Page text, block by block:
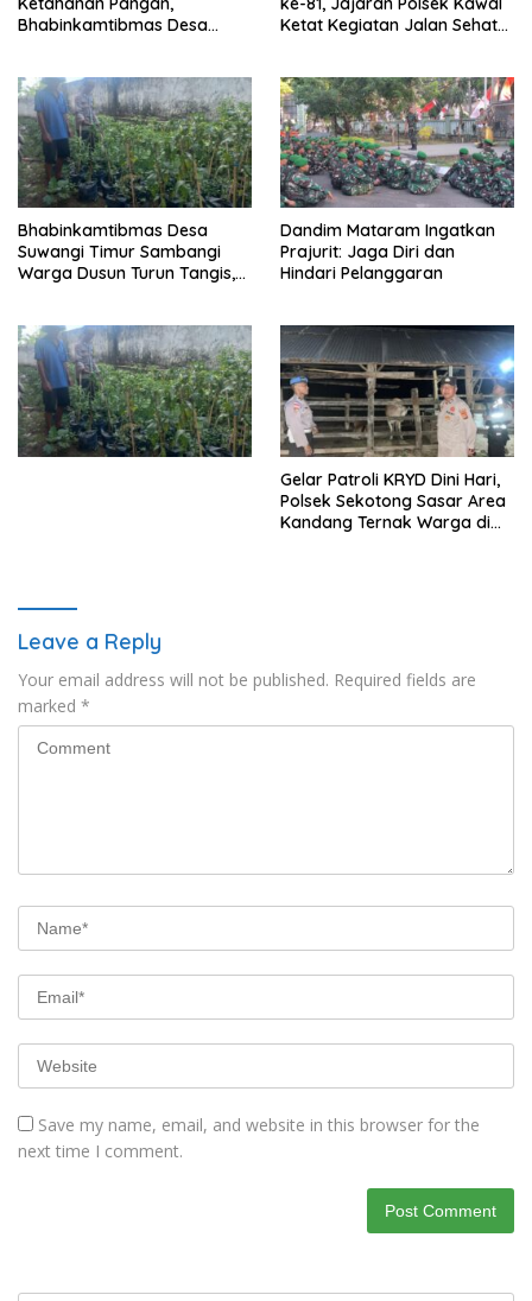
Bhabinkamtibmas Desa
Ketat Kegiatan Jalan Sehat
Bhabinkamtibmas Desa
Suwangi Timur Sambangi
Warga Dusun Turun Tangis,
Dandim Mataram Ingatkan
Prajurit: Jaga Diri dan
Hindari Pelanggaran
Gelar Patroli KRYD Dini Hari,
Polsek Sekotong Sasar Area
Kandang Ternak Warga di
Leave a Reply
Your email address will not be published. Required fields are
marked *
Save my name, email, and website in this browser for the
next time I comment.